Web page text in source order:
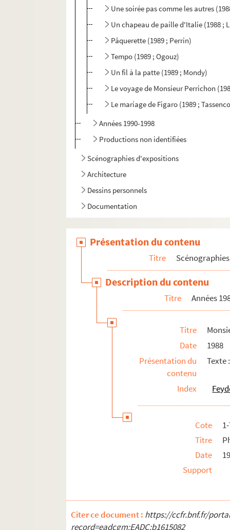
Une soirée pas comme les autres
Un chapeau de paille d'Italie (1988 ;
Pâquerette (1989 ; Perrin)
Tempo (1989 ; Ogouz)
Un fil à la patte (1989 ; Mondy)
Le voyage de Monsieur Perrichon
Le mariage de Figaro (1989 ;
Années 1990-1998
Productions non identifiées
Scénographies d'expositions
Architecture
Dessins personnels
Documentation
Présentation du contenu
Titre
Description du contenu
Titre Années
Titre
Date
1988
Présentation du
contenu
Texte
Index
Cote
Titre
Date
Support
Citer ce document : https://ccfr.bnf.fr/
record=eadcgm:EADC:b1615082